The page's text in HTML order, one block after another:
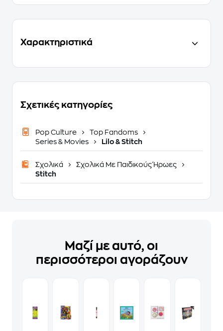
Χαρακτηριστικά
Σχετικές κατηγορίες
Pop Culture
Top Fandoms
Series & Movies
Lilo & Stitch
Σχολικά
Σχολικά Με Παιδικούς Ήρωες
Stitch
Μαζί με αυτό, οι
περισσότεροι αγοράζουν